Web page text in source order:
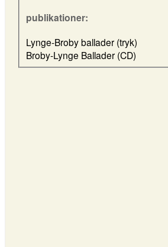
publikationer:
Lynge-Broby ballader (tryk)
Broby-Lynge Ballader (CD)